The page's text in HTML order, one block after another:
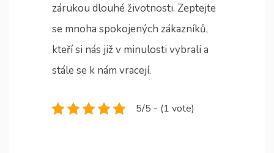
zárukou dlouhé životnosti. Zeptejte
se mnoha spokojených zákazníků,
kteří si nás již v minulosti vybrali a
stále se k nám vracejí.
5/5 - (1 vote)